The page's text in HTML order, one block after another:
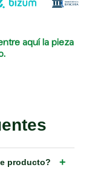
aquí la pieza
producto? +